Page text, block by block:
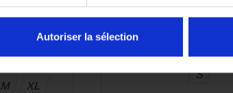
Autoriser la sélection
Anthracite
€
M XL
Blouson Ixon Cell Lady
269,99 €
S